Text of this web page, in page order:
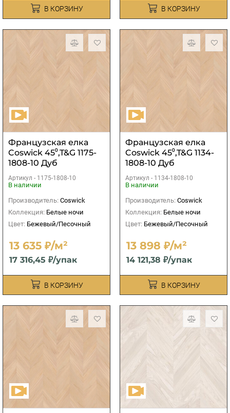
В КОРЗИНУ В КОРЗИНУ
Французская елка
Coswick 45⁰,T&G 1175-
1808-10 Дуб
Ванильный S&B
Артикул - 1175-1808-10
В наличии
Производитель: Coswick
Коллекция: Белые ночи
Цвет: Бежевый/Песочный
13 635 ₽/м²
17 316,45 ₽/упак
В КОРЗИНУ
Французская елка
Coswick 45⁰,T&G 1134-
1808-10 Дуб
Ванильный S&B
Артикул - 1134-1808-10
В наличии
Производитель: Coswick
Коллекция: Белые ночи
Цвет: Бежевый/Песочный
13 898 ₽/м²
14 121,38 ₽/упак
В КОРЗИНУ